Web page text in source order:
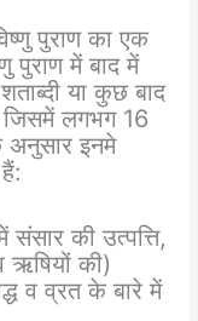
पुराण का एक
पुराण में बाद में
या कुछ बाद
लगभग 16
इनमे
की उत्पत्ति,
ऋषियों की)
व व्रत के बारे में